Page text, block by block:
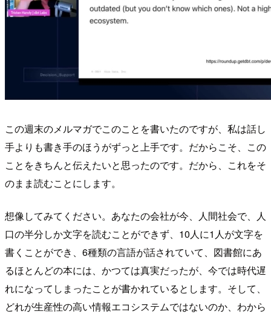
この週末のメルマガでこのことを書いたのですが、私は話し
手よりも書き手のほうがずっと上手です。だからこそ、この
ことをきちんと伝えたいと思ったのです。だから、これをそ
のまま読むことにします。
想像してみてください。あなたの会社が今、人間社会で、人
口の半分しか文字を読むことができず、10人に1人が文字を
書くことができ、6種類の言語が話されていて、図書館にあ
るほとんどの本には、かつては真実だったが、今では時代遅
れになってしまったことが書かれているとします。そして、
どれが生産性の高い情報エコシステムではないのか、わから